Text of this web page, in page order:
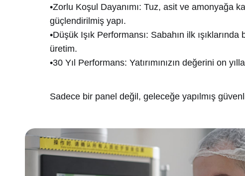
•Zorlu Koşul Dayanımı: Tuz, asit ve amonyağa
güçlendirilmiş yapı.
•Düşük Işık Performansı: Sabahın ilk ışıklarında
üretim.
•30 Yıl Performans: Yatırımınızın değerini on
Sadece bir panel değil, geleceğe yapılmış